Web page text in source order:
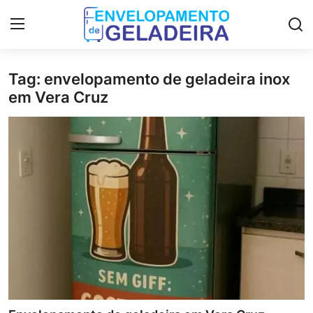
Login Registro
Home
Curso de Envelopamento de
Geladeira
Materiais & Ferramentas
Tag: envelopamento de geladeira inox
em Vera Cruz